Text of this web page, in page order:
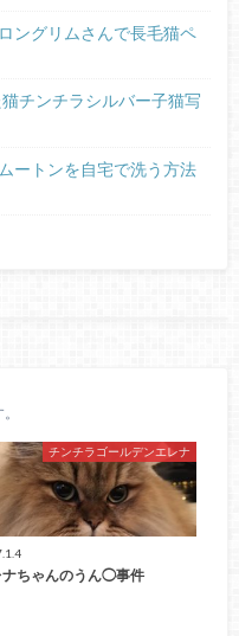
ングリムさんで長毛猫ペ
チンチラシルバー子猫写
ートンを自宅で洗う方法
チンチラゴールデンエレナ
ナちゃんのうん◯事件